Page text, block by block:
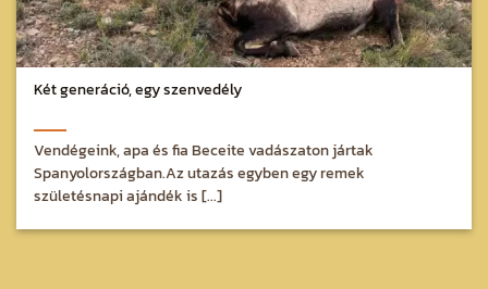
Két generáció, egy szenvedély
Vendégeink, apa és fia Beceite vadászaton jártak
Spanyolországban.Az utazás egyben egy remek
születésnapi ajándék is [...]